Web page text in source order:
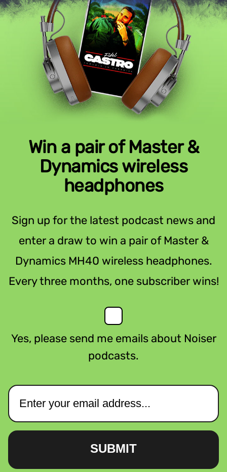
Win a pair of Master &
Dynamics wireless
headphones
Sign up for the latest podcast news and
enter a draw to win a pair of Master &
Dynamics MH40 wireless headphones.
Every three months, one subscriber wins!
Yes, please send me emails about Noiser
podcasts.
SUBMIT